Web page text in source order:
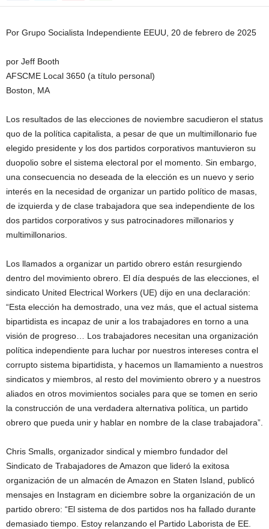
Por Grupo Socialista Independiente EEUU, 20 de febrero de 2025
por Jeff Booth
AFSCME Local 3650 (a título personal)
Boston, MA
Los resultados de las elecciones de noviembre sacudieron el status
quo de la política capitalista, a pesar de que un multimillonario fue
elegido presidente y los dos partidos corporativos mantuvieron su
duopolio sobre el sistema electoral por el momento. Sin embargo,
una consecuencia no deseada de la elección es un nuevo y serio
interés en la necesidad de organizar un partido político de masas,
de izquierda y de clase trabajadora que sea independiente de los
dos partidos corporativos y sus patrocinadores millonarios y
multimillonarios.
Los llamados a organizar un partido obrero están resurgiendo
dentro del movimiento obrero. El día después de las elecciones, el
sindicato United Electrical Workers (UE) dijo en una declaración:
“Esta elección ha demostrado, una vez más, que el actual sistema
bipartidista es incapaz de unir a los trabajadores en torno a una
visión de progreso… Los trabajadores necesitan una organización
política independiente para luchar por nuestros intereses contra el
corrupto sistema bipartidista, y hacemos un llamamiento a nuestros
sindicatos y miembros, al resto del movimiento obrero y a nuestros
aliados en otros movimientos sociales para que se tomen en serio
la construcción de una verdadera alternativa política, un partido
obrero que pueda unir y hablar en nombre de la clase trabajadora”.
Chris Smalls, organizador sindical y miembro fundador del
Sindicato de Trabajadores de Amazon que lideró la exitosa
organización de un almacén de Amazon en Staten Island, publicó
mensajes en Instagram en diciembre sobre la organización de un
partido obrero: “El sistema de dos partidos nos ha fallado durante
demasiado tiempo. Estoy relanzando el Partido Laborista de EE.